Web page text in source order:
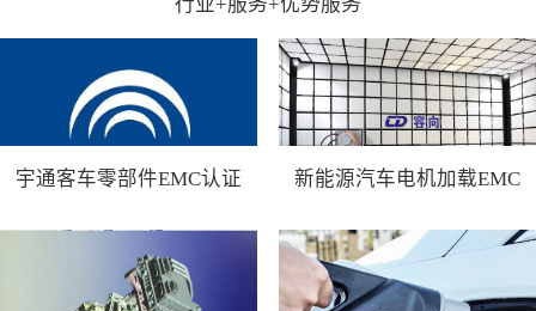
宇通客车零部件EMC认证
新能源汽车电机加载EMC